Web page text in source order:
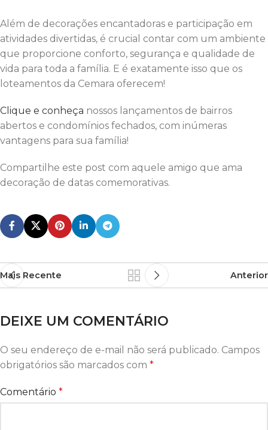
Além de decorações encantadoras e participação em
atividades divertidas, é crucial contar com um ambiente
que proporcione conforto, segurança e qualidade de
vida para toda a família. E é exatamente isso que os
loteamentos da Cemara oferecem!
Clique e conheça nossos lançamentos de bairros
abertos e condomínios fechados, com inúmeras
vantagens para sua família!
Compartilhe este post com aquele amigo que ama
decoração de datas comemorativas.
Mais Recente Anterior
DEIXE UM COMENTÁRIO
O seu endereço de e-mail não será publicado. Campos
obrigatórios são marcados com *
Comentário *